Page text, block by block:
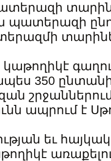
պատերազի
կաթողիկէ
350
ապրում է
եւ